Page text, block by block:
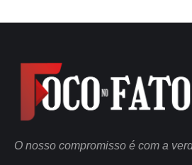
O nosso compromisso é com a